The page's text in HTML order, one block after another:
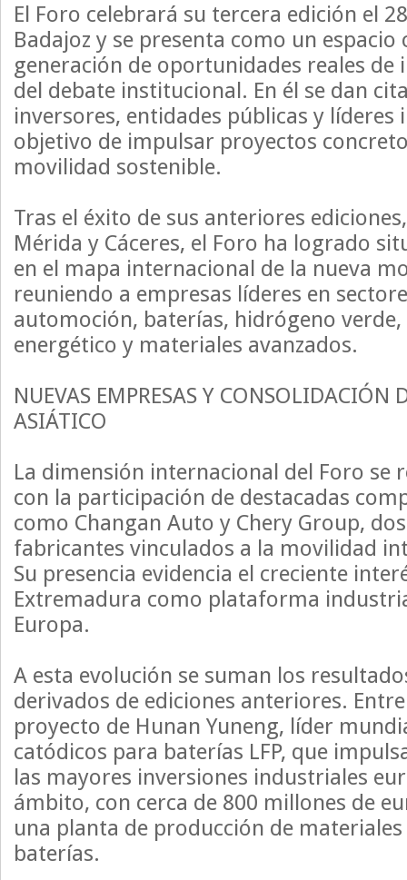
El Foro celebrará su tercera edición el
Badajoz y se presenta como un espacio
generación de oportunidades reales de
del debate institucional. En él se dan
inversores, entidades públicas y líderes
objetivo de impulsar proyectos
movilidad sostenible.
Tras el éxito de sus anteriores
Mérida y Cáceres, el Foro ha logrado
en el mapa internacional de la nueva
reuniendo a empresas líderes en
automoción, baterías, hidrógeno
energético y materiales avanzados.
NUEVAS EMPRESAS Y CONSOLIDACIÓN
ASIÁTICO
La dimensión internacional del Foro se
con la participación de destacadas
como Changan Auto y Chery Group,
fabricantes vinculados a la movilidad
Su presencia evidencia el creciente
Extremadura como plataforma
Europa.
A esta evolución se suman los
derivados de ediciones anteriores.
proyecto de Hunan Yuneng, líder
catódicos para baterías LFP, que
las mayores inversiones industriales
ámbito, con cerca de 800 millones de
una planta de producción de
baterías.